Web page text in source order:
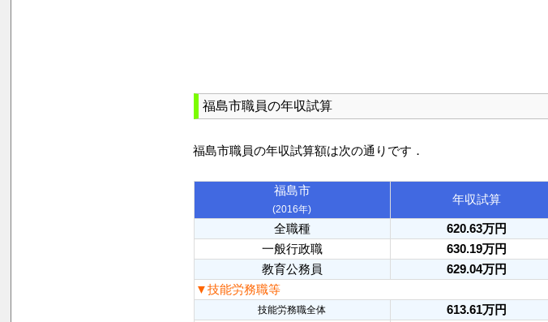
福島市職員の年収試算
福島市職員の年収試算額は次の通りです．
福島市
(2016年)
年収試算
全職種 620.63万円
一般行政職
630.19万円
教育公務員
629.04万円
▼技能労務職等
技能労務職全体 613.61万円